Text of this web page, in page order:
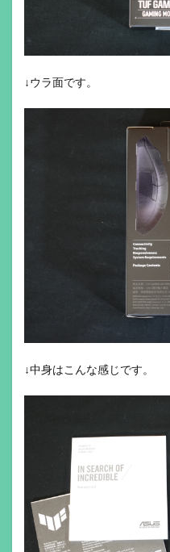
↓ウラ面です。
↓中身はこんな感じです。